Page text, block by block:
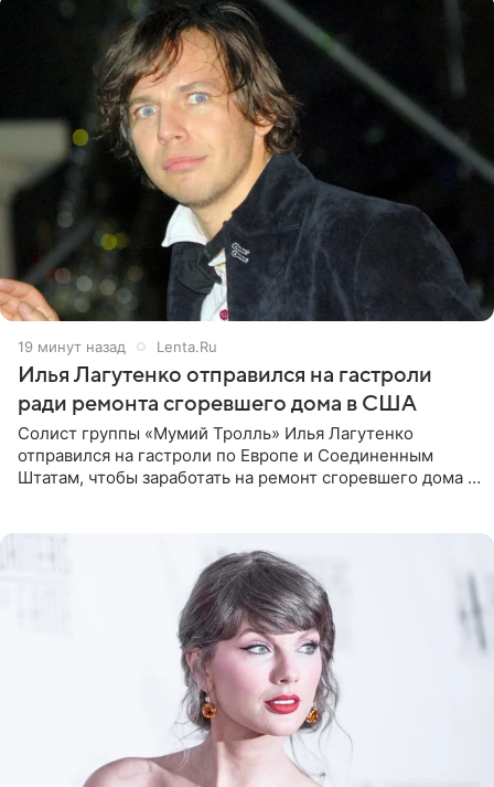
19 минут назад Lenta.Ru
Илья Лагутенко отправился на гастроли
ради ремонта сгоревшего дома в США
Солист группы «Мумий Тролль» Илья Лагутенко
отправился на гастроли по Европе и Соединенным
Штатам, чтобы заработать на ремонт сгоревшего дома в